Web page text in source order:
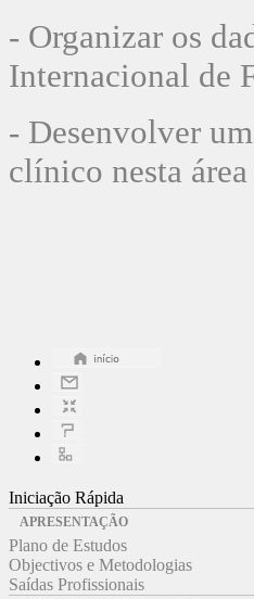
- Organizar os
Internacional de
- Desenvolver
clínico nesta
Iniciação Rápida
APRESENTAÇÃO
Plano de Estudos
Objectivos e Metodologias
Saídas Profissionais